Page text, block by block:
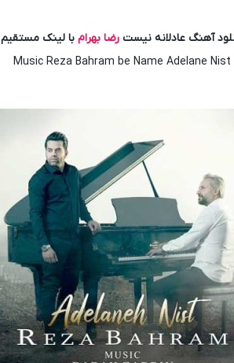
آهنگ عادلانه نیسترضا بهرامبا لینک مستقیم
Music Reza Bahram be Name Adelane Nist